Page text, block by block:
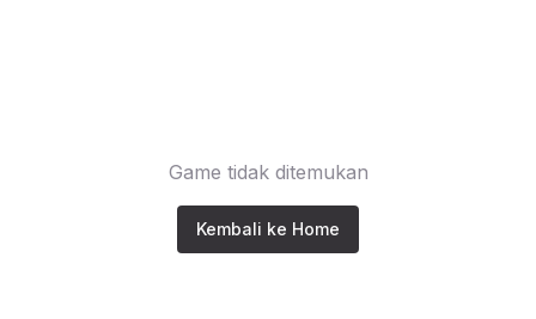
Game tidak ditemukan
Kembali ke Home